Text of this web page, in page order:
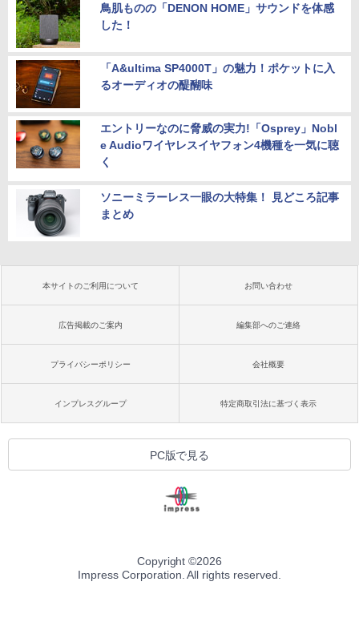
鳥肌ものの「DENON HOME」サウンドを体感
した！
「A&ultima SP4000T」の魅力！ポケットに入
るオーディオの醍醐味
エントリーなのに脅威の実力!「Osprey」Nobl
e Audioワイヤレスイヤフォン4機種を一気に聴
く
ソニーミラーレス一眼の大特集！ 見どころ記事
まとめ
本サイトのご利用について お問い合わせ
広告掲載のご案内 編集部へのご連絡
プライバシーポリシー 会社概要
インプレスグループ 特定商取引法に基づく表示
PC版で見る
Copyright ©2026
Impress Corporation. All rights reserved.